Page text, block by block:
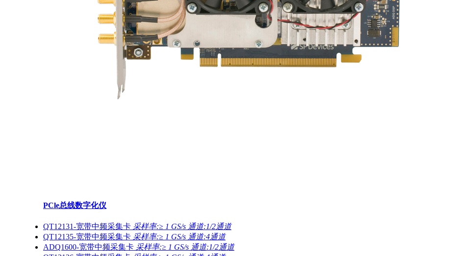
PCle总线数字化仪
QT12131-宽带中频采集卡 采样率:≥ 1 GS/s 通道:1/2通道
QT12135-宽带中频采集卡 采样率:≥ 1 GS/s 通道:4通道
ADQ1600-宽带中频采集卡 采样率:≥ 1 GS/s 通道:1/2通道